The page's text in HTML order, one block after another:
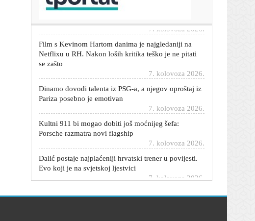
Ostao bez mobitela i novca
Film s Kevinom Hartom danima je najgledaniji na
se zašto
7. kolovoza 2026.
Dinamo dovodi talenta iz PSG-a, a njegov oproštaj iz
7. kolovoza 2026.
Kultni 911 bi mogao dobiti još moćnijeg šefa:
7. kolovoza 2026.
Dalić postaje najplaćeniji hrvatski trener u povijesti.
7. kolovoza 2026.
Teška nesreća na A1 kod Lučkog: Autocesta
7. kolovoza 2026.